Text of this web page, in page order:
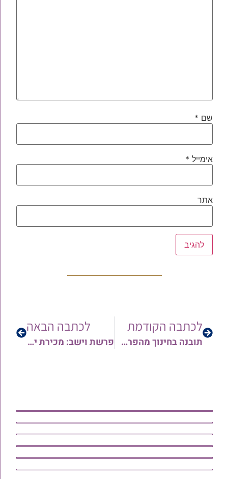
שם *
אימייל *
אתר
לכתבה הקודמת
תובנה בחינוך מהפרשה – וישב תשפ"ה: מה עומד מאחורי הדיוקן | הרב מיכאל זכריהו
לכתבה הבאה
פרשת וישב: מכירת יוסף – לגלות את האור הגנוז בכל אחד | הרב אריה צברי